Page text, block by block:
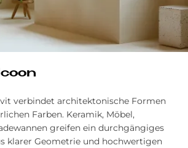
verbindet architektonische Formen
Farben. Keramik, Möbel,
greifen ein durchgängiges
klarer Geometrie und hochwertigen